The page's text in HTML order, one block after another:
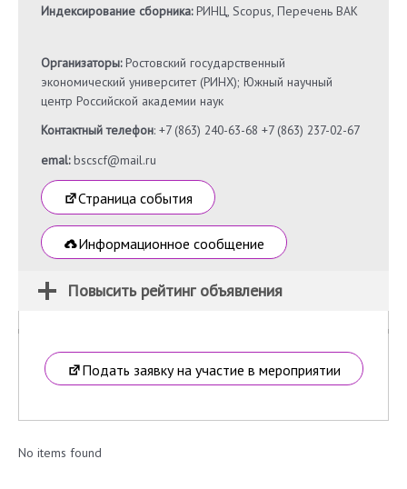
Индексирование сборника:РИНЦ, Scopus, Перечень ВАК
Организаторы:Ростовский государственный
экономический университет (РИНХ); Южный научный
центр Российской академии наук
Контактный телефон: +7 (863) 240-63-68 +7 (863) 237-02-67
emal:bscscf@mail.ru
Страница события
Информационное сообщение
Повысить рейтинг объявления
Подать заявку на участие в мероприятии
No items found